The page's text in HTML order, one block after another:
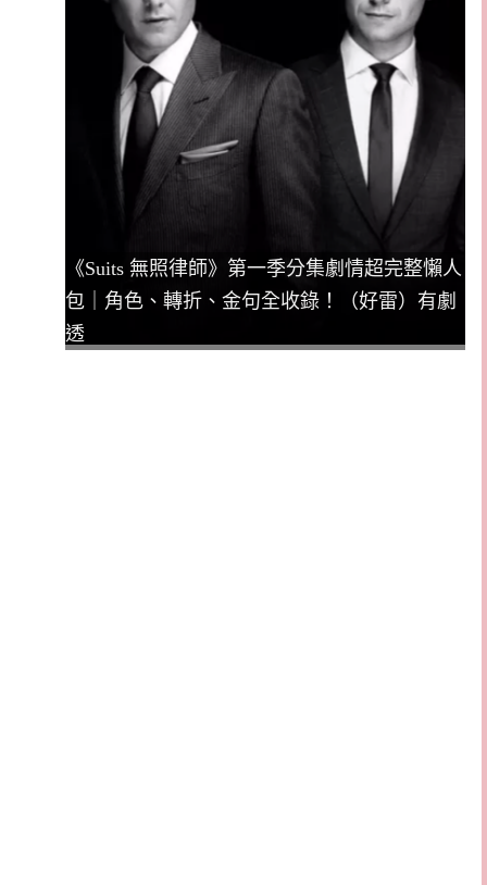
《Suits 無照律師》第一季分集劇情超完整懶人
包｜角色、轉折、金句全收錄！（好雷）有劇
透